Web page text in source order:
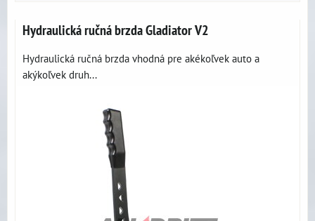
Hydraulická ručná brzda Gladiator V2
Hydraulická ručná brzda vhodná pre akékoľvek auto a
akýkoľvek druh...